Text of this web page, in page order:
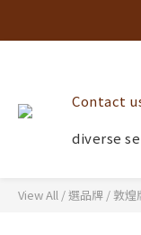
Contact
diverse
View All /選品牌 /敦煌